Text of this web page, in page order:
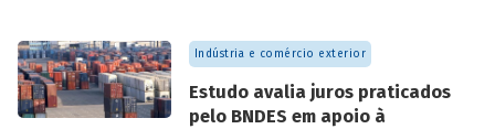
principais
Indústria e comércio exterior
Estudo avalia juros praticados
pelo BNDES em apoio à